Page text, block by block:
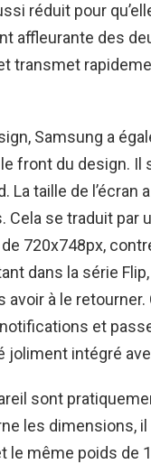
réduit pour
affleurante des
transmet
Samsung a
front du design. Il
taille de l’écran
Cela se traduit par
720x748px,
dans la série
avoir à le
et
joliment intégré
sont
les dimensions, il
même poids de